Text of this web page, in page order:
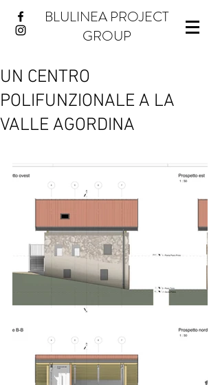
BLULINEA PROJECT
GROUP
UN CENTRO
POLIFUNZIONALE A LA
VALLE AGORDINA